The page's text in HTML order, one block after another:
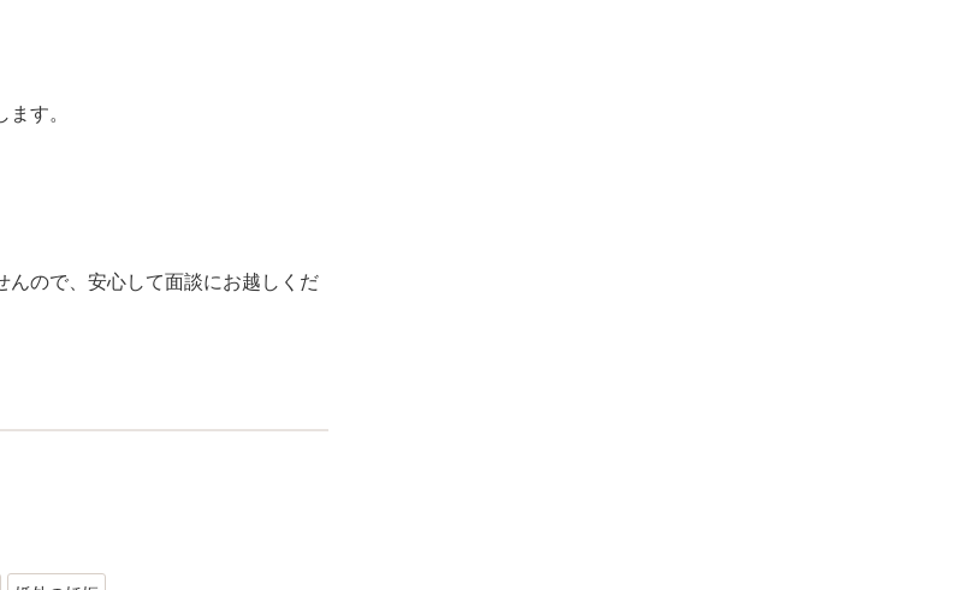
す。
ので、安心して面談にお越しくだ